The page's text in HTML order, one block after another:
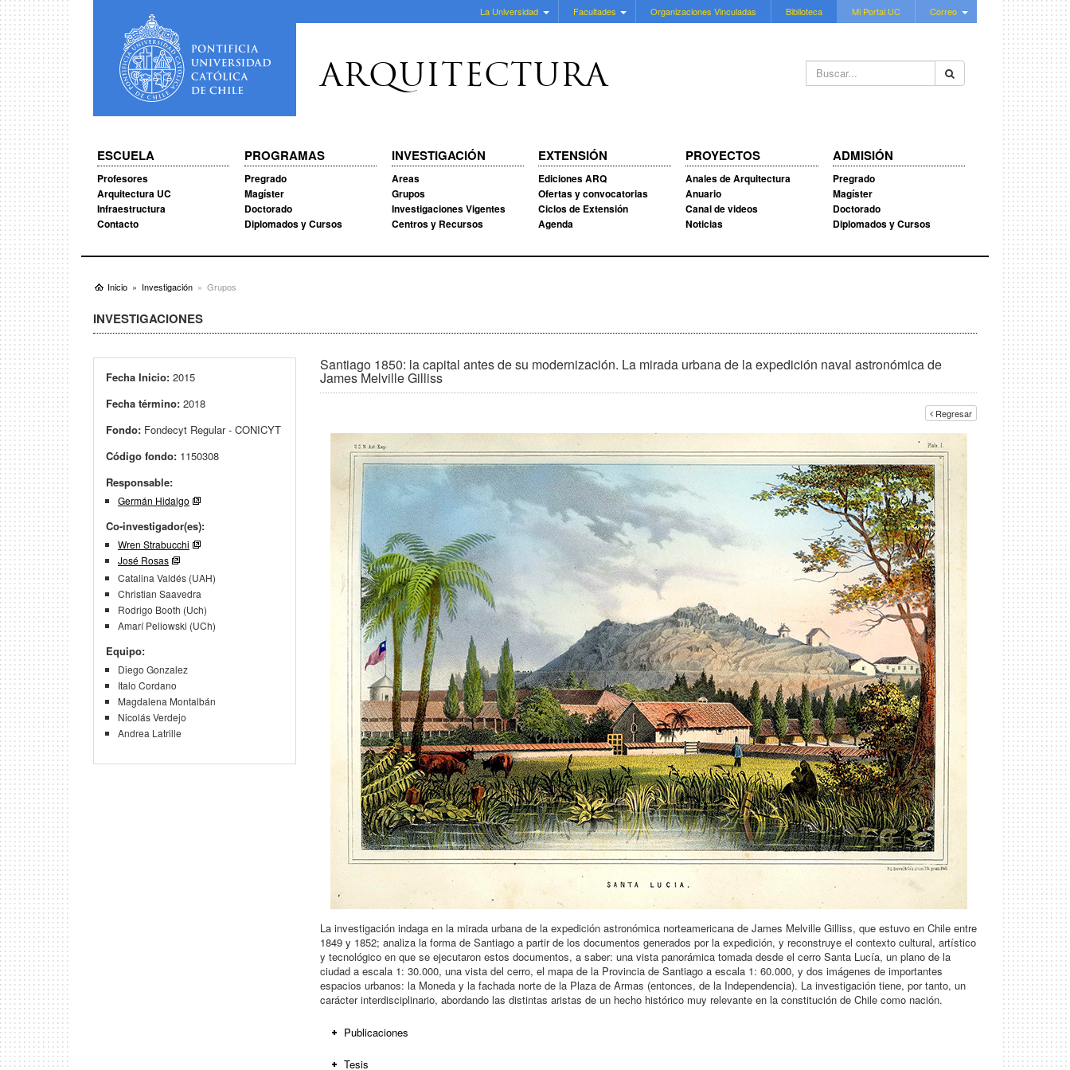
La Universidad Facultades Organizaciones Vinculadas Biblioteca Mi Portal UC Correo
Buscar...
ARQUITECTURA
ESCUELA
Profesores
Arquitectura UC
Infraestructura
Contacto
PROGRAMAS
Pregrado
Magíster
Doctorado
Diplomados y Cursos
INVESTIGACIÓN
Areas
Grupos
Investigaciones Vigentes
Centros y Recursos
EXTENSIÓN
Ediciones ARQ
Ofertas y convocatorias
Ciclos de Extensión
Agenda
PROYECTOS
Anales de Arquitectura
Anuario
Canal de videos
Noticias
ADMISIÓN
Pregrado
Magíster
Doctorado
Diplomados y Cursos
Inicio Investigación Grupos
INVESTIGACIONES
Santiago 1850: la capital antes de su modernización. La mirada urbana de la expedición naval astronómica de
James Melville Gilliss
Regresar
La investigación indaga en la mirada urbana de la expedición astronómica norteamericana de James Melville Gilliss, que estuvo en Chile entre
1849 y 1852; analiza la forma de Santiago a partir de los documentos generados por la expedición, y reconstruye el contexto cultural, artístico
y tecnológico en que se ejecutaron estos documentos, a saber: una vista panorámica tomada desde el cerro Santa Lucía, un plano de la
ciudad a escala 1: 30.000, una vista del cerro, el mapa de la Provincia de Santiago a escala 1: 60.000, y dos imágenes de importantes
espacios urbanos: la Moneda y la fachada norte de la Plaza de Armas (entonces, de la Independencia). La investigación tiene, por tanto, un
carácter interdisciplinario, abordando las distintas aristas de un hecho histórico muy relevante en la constitución de Chile como nación.
Publicaciones
José Rosas, Wren Strabucchi, Pilar Fernández. Santiago, Ciudad Capital: Las formas de la periferia, 18361875. Revista Estudios del
Tesis
Fecha Inicio: 2015
Fecha término: 2018
Fondo: Fondecyt Regular - CONICYT
Código fondo: 1150308
Responsable:
Germán Hidalgo
Co-investigador(es):
Wren Strabucchi
José Rosas
Catalina Valdés (UAH)
Christian Saavedra
Rodrigo Booth (Uch)
Amarí Peliowski (UCh)
Equipo:
Diego Gonzalez
Italo Cordano
Magdalena Montalbán
Nicolás Verdejo
Andrea Latrille